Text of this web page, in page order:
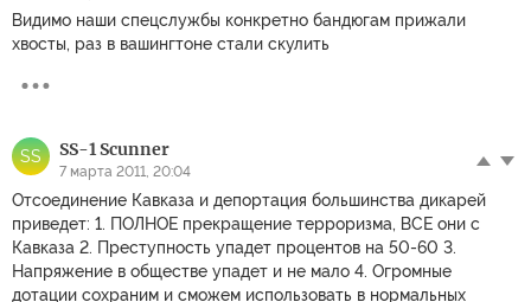
Видимо наши спецслужбы конкретно бандюгам прижали
хвосты, раз в вашингтоне стали скулить
SS SS-1 Scunner
7 марта 2011, 20:04
Отсоединение Кавказа и депортация большинства дикарей
приведет: 1. ПОЛНОЕ прекращение терроризма, ВСЕ они с
Кавказа 2. Преступность упадет процентов на 50-60 3.
Напряжение в обществе упадет и не мало 4. Огромные
дотации сохраним и сможем использовать в нормальных